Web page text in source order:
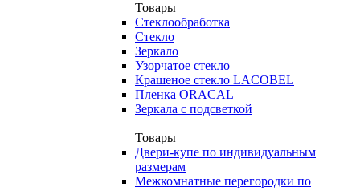
Товары
Стеклообработка
Стекло
Зеркало
Узорчатое стекло
Крашеное стекло LACOBEL
Пленка ORACAL
Зеркала с подсветкой
Товары
Двери-купе по индивидуальным
размерам
Межкомнатные перегородки по